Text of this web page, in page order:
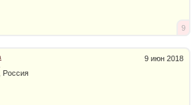
9
9 июн 2018
Россия